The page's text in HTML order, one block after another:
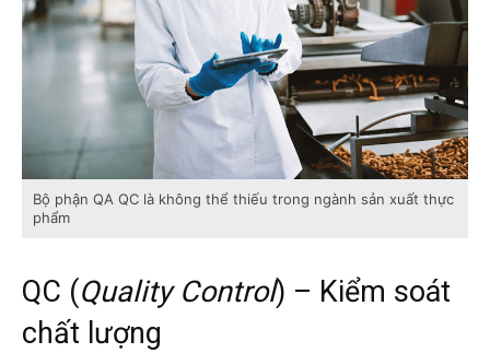
Bộ phận QA QC là không thể thiếu trong ngành sản xuất thực
phẩm
QC (Quality Control) – Kiểm soát
chất lượng